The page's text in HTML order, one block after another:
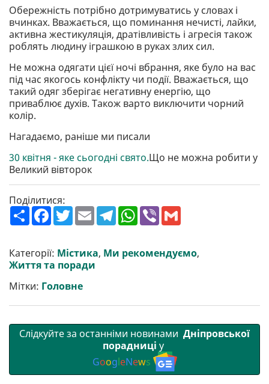
Обережність потрібно дотримуватись у словах і
вчинках. Вважається, що поминання нечисті, лайки,
активна жестикуляція, дратівливість і агресія також
роблять людину іграшкою в руках злих сил.
Не можна одягати цієї ночі вбрання, яке було на вас
під час якогось конфлікту чи події. Вважається, що
такий одяг зберігає негативну енергію, що
приваблює духів. Також варто виключити чорний
колір.
Нагадаємо, раніше ми писали
30 квітня - яке сьогодні свято.Що не можна робити у
Великий вівторок
Поділитися:
П
о
р
и
т
F
a
b
o
o
T
w
t
e
r
E
m
l
T
e
g
r
W
h
s
A
V
r l
Категорії: Містика, Ми рекомендуємо,
Життя та поради
Мітки: Головне
Слідкуйте за останніми новинами Дніпровської
порадниці у
GoogleNews